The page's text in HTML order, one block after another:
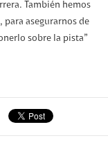
También hemos
asegurarnos de
sobre la pista”